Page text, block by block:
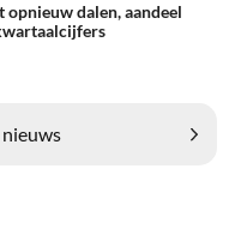
opnieuw dalen, aandeel
nieuws